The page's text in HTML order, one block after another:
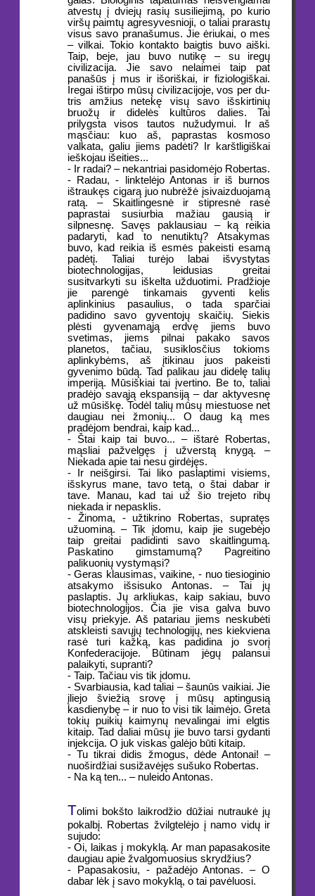
atvestų į dviejų rasių susiliejimą, po kurio
viršų paimtų agresyvesnioji, o taliai prarastų
visus savo pranašumus. Jie ėriukai, o mes
– vilkai. Tokio kontakto baigtis buvo aiški.
Taip, beje, jau buvo nutikę – su iregų
civilizacija. Jie savo nelaimei taip pat
panašūs į mus ir išoriškai, ir fiziologiškai.
Iregai ištirpo mūsų civilizacijoje, vos per du-
tris amžius netekę visų savo išskirtinių
bruožų ir didelės kultūros dalies. Tai
prilygsta visos tautos nužudymui. Ir aš
mąsčiau: kuo aš, paprastas kosmoso
valkata, galiu jiems padėti? Ir karštligiškai
ieškojau išeities...
- Ir radai? – nekantriai pasidomėjo Robertas.
- Radau, - linktelėjo Antonas ir iš burnos
ištraukęs cigarą juo nubrėžė įsivaizduojamą
ratą. – Skaitlingesnė ir stipresnė rasė
paprastai susiurbia mažiau gausią ir
silpnesnę. Savęs paklausiau – ką reikia
padaryti, kad to nenutiktų? Atsakymas
buvo, kad reikia iš esmės pakeisti esamą
padėtį. Taliai turėjo labai išvystytas
biotechnologijas, leidusias greitai
susitvarkyti su iškelta užduotimi. Pradžioje
jie parengė tinkamais gyventi kelis
aplinkinius pasaulius, o tada sparčiai
padidino savo gyventojų skaičių. Siekis
plėsti gyvenamąją erdvę jiems buvo
svetimas, jiems pilnai pakako savos
planetos, tačiau, susiklosčius tokioms
aplinkybėms, aš įtikinau juos pakeisti
gyvenimo būdą. Tad palikau jau didelę talių
imperiją. Mūsiškiai tai įvertino. Be to, taliai
pradėjo savąją ekspansiją – dar aktyvesnę
už mūsiškę. Todėl talių mūsų miestuose net
daugiau nei žmonių... O daug ką mes
pradėjom bendrai, kaip kad...
- Štai kaip tai buvo... – ištarė Robertas,
mąsliai pažvelgęs į užverstą knygą. –
Niekada apie tai nesu girdėjęs.
- Ir neišgirsi. Tai liko paslaptimi visiems,
išskyrus mane, tavo tetą, o štai dabar ir
tave. Manau, kad tai už šio trejeto ribų
niekada ir nepasklis.
- Žinoma, - užtikrino Robertas, supratęs
užuominą. – Tik įdomu, kaip jie sugebėjo
taip greitai padidinti savo skaitlingumą.
Paskatino gimstamumą? Pagreitino
palikuonių vystymąsi?
- Geras klausimas, vaikine, - nuo tiesioginio
atsakymo išsisuko Antonas. – Tai jų
paslaptis. Jų arkliukas, kaip sakiau, buvo
biotechnologijos. Čia jie visa galva buvo
visų priekyje. Aš patariau jiems neskubėti
atskleisti savųjų technologijų, nes kiekviena
rasė turi kažką, kas padidina jo svorį
Konfederacijoje. Būtinam jėgų palansui
palaikyti, supranti?
- Taip. Tačiau vis tik įdomu.
- Svarbiausia, kad taliai – šaunūs vaikiai. Jie
įliejo šviežią srovę į mūsų aptingusią
kasdienybę – ir nuo to visi tik laimėjo. Greta
tokių puikių kaimynų nevalingai imi elgtis
kitaip. Tad daliai mūsų jie buvo tarsi gydanti
injekcija. O juk viskas galėjo būti kitaip.
- Tu tikrai didis žmogus, dėde Antonai! –
nuoširdžiai susižavėjęs sušuko Robertas.
- Na ką ten... – nuleido Antonas.
Tolimi bokšto laikrodžio dūžiai nutraukė jų
pokalbį. Robertas žvilgtelėjo į namo vidų ir
sujudo:
- Oi, laikas į mokyklą. Ar man papasakosite
daugiau apie žvalgomuosius skrydžius?
- Papasakosiu, - pažadėjo Antonas. – O
dabar lėk į savo mokyklą, o tai pavėluosi.